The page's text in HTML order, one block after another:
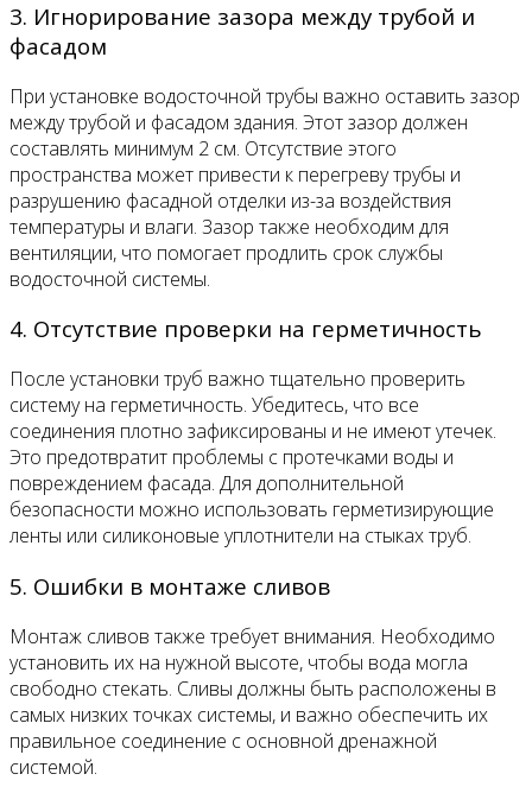
3. Игнорирование зазора между трубой и
фасадом
При установке водосточной трубы важно оставить зазор
между трубой и фасадом здания. Этот зазор должен
составлять минимум 2 см. Отсутствие этого
пространства может привести к перегреву трубы и
разрушению фасадной отделки из-за воздействия
температуры и влаги. Зазор также необходим для
вентиляции, что помогает продлить срок службы
водосточной системы.
4. Отсутствие проверки на герметичность
После установки труб важно тщательно проверить
систему на герметичность. Убедитесь, что все
соединения плотно зафиксированы и не имеют утечек.
Это предотвратит проблемы с протечками воды и
повреждением фасада. Для дополнительной
безопасности можно использовать герметизирующие
ленты или силиконовые уплотнители на стыках труб.
5. Ошибки в монтаже сливов
Монтаж сливов также требует внимания. Необходимо
установить их на нужной высоте, чтобы вода могла
свободно стекать. Сливы должны быть расположены в
самых низких точках системы, и важно обеспечить их
правильное соединение с основной дренажной
системой.